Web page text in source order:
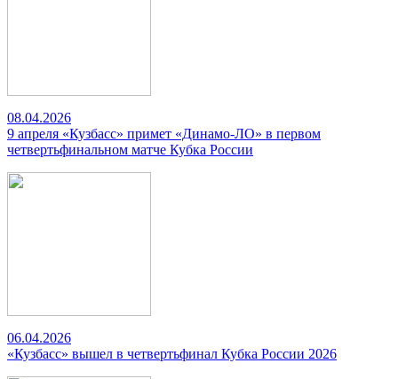
08.04.2026
9 апреля «Кузбасс» примет «Динамо-ЛО» в первом
четвертьфинальном матче Кубка России
06.04.2026
«Кузбасс» вышел в четвертьфинал Кубка России 2026